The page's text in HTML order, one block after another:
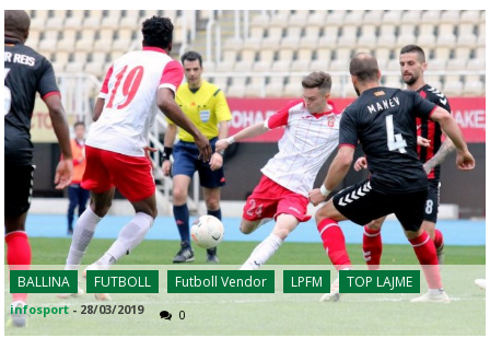
BALLINA FUTBOLL Futboll Vendor LPFM TOP LAJME
infosport -28/03/2019 0